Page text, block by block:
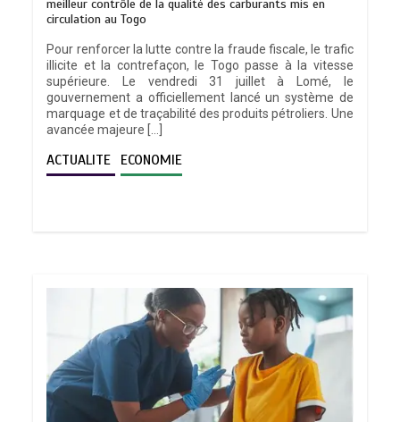
meilleur contrôle de la qualité des carburants mis en
circulation au Togo
Pour renforcer la lutte contre la fraude fiscale, le trafic
illicite et la contrefaçon, le Togo passe à la vitesse
supérieure. Le vendredi 31 juillet à Lomé, le
gouvernement a officiellement lancé un système de
marquage et de traçabilité des produits pétroliers. Une
avancée majeure […]
ACTUALITE ECONOMIE